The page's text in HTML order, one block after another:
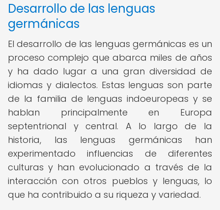
Desarrollo de las lenguas
germánicas
El desarrollo de las lenguas germánicas es un
proceso complejo que abarca miles de años
y ha dado lugar a una gran diversidad de
idiomas y dialectos. Estas lenguas son parte
de la familia de lenguas indoeuropeas y se
hablan principalmente en Europa
septentrional y central. A lo largo de la
historia, las lenguas germánicas han
experimentado influencias de diferentes
culturas y han evolucionado a través de la
interacción con otros pueblos y lenguas, lo
que ha contribuido a su riqueza y variedad.